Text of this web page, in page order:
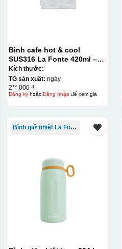
Bình cafe hot & cool
SUS316 La Fonte 420ml –
012775
Kích thước:
TG sản xuất: ngày
2**.000 ₫
Đăng kýhoặc Đăng nhậpđể xem giá
Bình giữ nhiệt La Fonte